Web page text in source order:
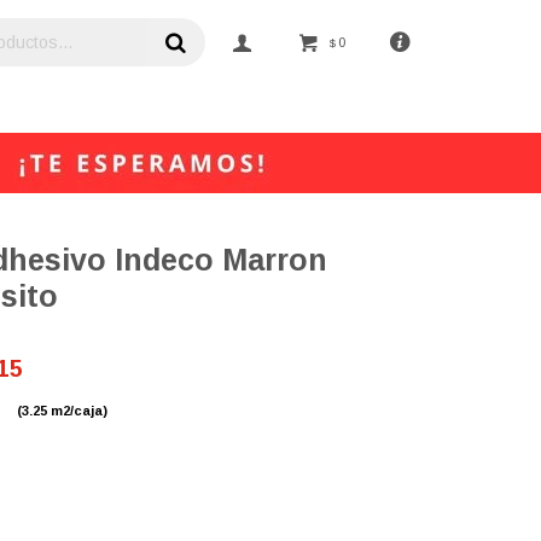
$ 0
Indeco Marron
(3.25 m2/caja)